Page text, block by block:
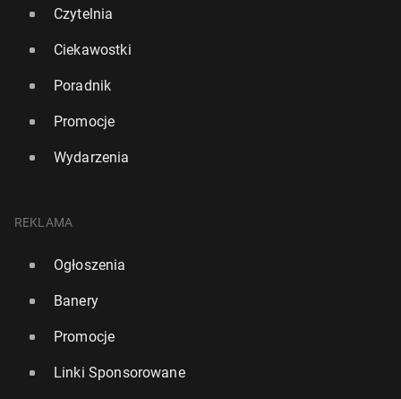
Czytelnia
Ciekawostki
Poradnik
Promocje
Wydarzenia
REKLAMA
Ogłoszenia
Banery
Promocje
Linki Sponsorowane